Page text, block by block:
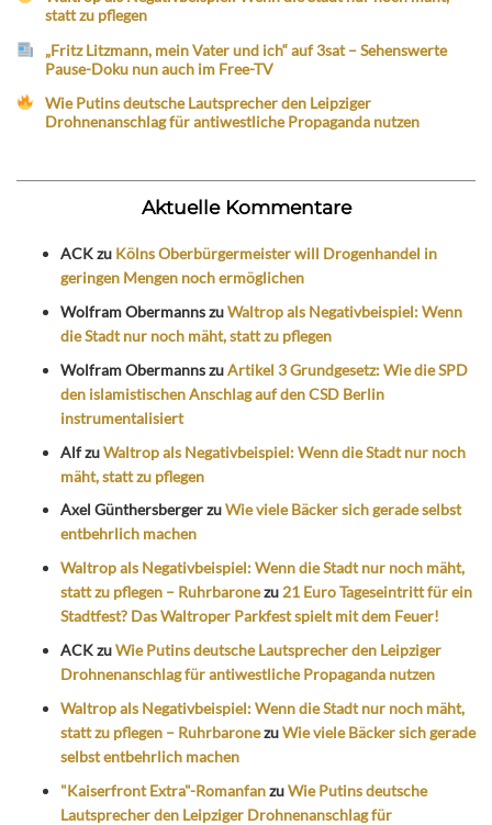
statt zu pflegen
„Fritz Litzmann, mein Vater und ich“ auf 3sat – Sehenswerte
Pause-Doku nun auch im Free-TV
Wie Putins deutsche Lautsprecher den Leipziger
Drohnenanschlag für antiwestliche Propaganda nutzen
Aktuelle Kommentare
ACKzu Kölns Oberbürgermeister will Drogenhandel in
geringen Mengen noch ermöglichen
Wolfram ObermannszuWaltrop als Negativbeispiel: Wenn
die Stadt nur noch mäht, statt zu pflegen
Wolfram ObermannszuArtikel 3 Grundgesetz: Wie die SPD
den islamistischen Anschlag auf den CSD Berlin
instrumentalisiert
AlfzuWaltrop als Negativbeispiel: Wenn die Stadt nur noch
mäht, statt zu pflegen
Axel GünthersbergerzuWie viele Bäcker sich gerade selbst
entbehrlich machen
Waltrop als Negativbeispiel: Wenn die Stadt nur noch mäht,
statt zu pflegen – Ruhrbaronezu 21 Euro Tageseintritt für ein
Stadtfest? Das Waltroper Parkfest spielt mit dem Feuer!
ACKzuWie Putins deutsche Lautsprecher den Leipziger
Drohnenanschlag für antiwestliche Propaganda nutzen
Waltrop als Negativbeispiel: Wenn die Stadt nur noch mäht,
statt zu pflegen – RuhrbaronezuWie viele Bäcker sich gerade
selbst entbehrlich machen
"Kaiserfront Extra"-RomanfanzuWie Putins deutsche
Lautsprecher den Leipziger Drohnenanschlag für